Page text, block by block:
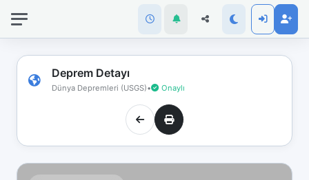
Deprem Detayı
Dünya Depremleri (USGS)• Onaylı
bağlantınız
koptu!
Çevrimdışı
moddasınız.